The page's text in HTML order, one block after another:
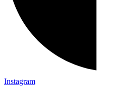
Instagram